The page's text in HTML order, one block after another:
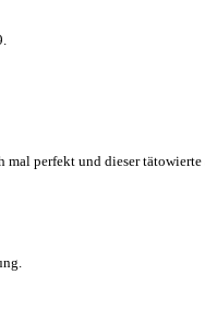
mal perfekt und dieser